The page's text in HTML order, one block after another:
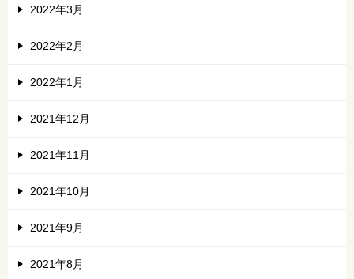
2022年3月
2022年2月
2022年1月
2021年12月
2021年11月
2021年10月
2021年9月
2021年8月